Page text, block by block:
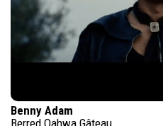
Benny Adam